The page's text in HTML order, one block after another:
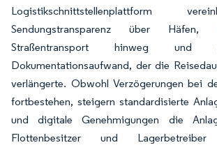
Logistikschnittstellenplattform
Sendungstransparenz über Häfen,
Straßentransport hinweg und
Dokumentationsaufwand, der die
verlängerte. Obwohl Verzögerungen bei
fortbestehen, steigern standardisierte
und digitale Genehmigungen die
Flottenbesitzer und